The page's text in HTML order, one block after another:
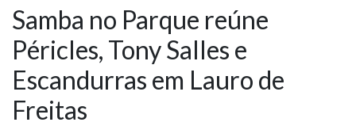
AGENDA
NOTÍCIAS
Samba no Parque reúne
Péricles, Tony Salles e
Escandurras em Lauro de
Freitas